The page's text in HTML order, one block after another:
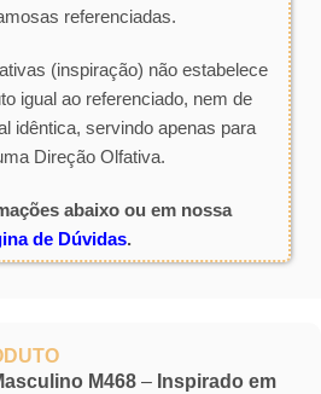
referenciadas.
(inspiração) não estabelece
igual ao referenciado, nem de
idêntica, servindo apenas para
Direção Olfativa.
abaixo ou em nossa
de Dúvidas.
M468 – Inspirado em